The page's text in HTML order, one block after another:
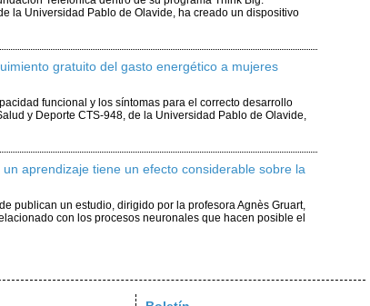
la Universidad Pablo de Olavide, ha creado un dispositivo
gratuito del gasto energético a mujeres
funcional y los síntomas para el correcto desarrollo
y Deporte CTS-948, de la Universidad Pablo de Olavide,
aprendizaje tiene un efecto considerable sobre la
publican un estudio, dirigido por la profesora Agnès Gruart,
con los procesos neuronales que hacen posible el